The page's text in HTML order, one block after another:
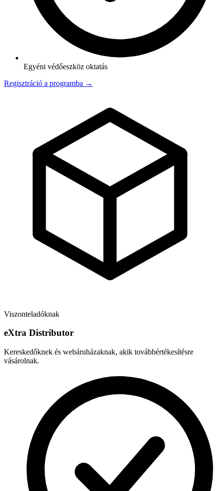
Egyéni védőeszköz oktatás
Regisztráció a programba →
Viszonteladóknak
eXtra Distributor
Kereskedőknek és webáruházaknak, akik továbbértékesítésre
vásárolnak.